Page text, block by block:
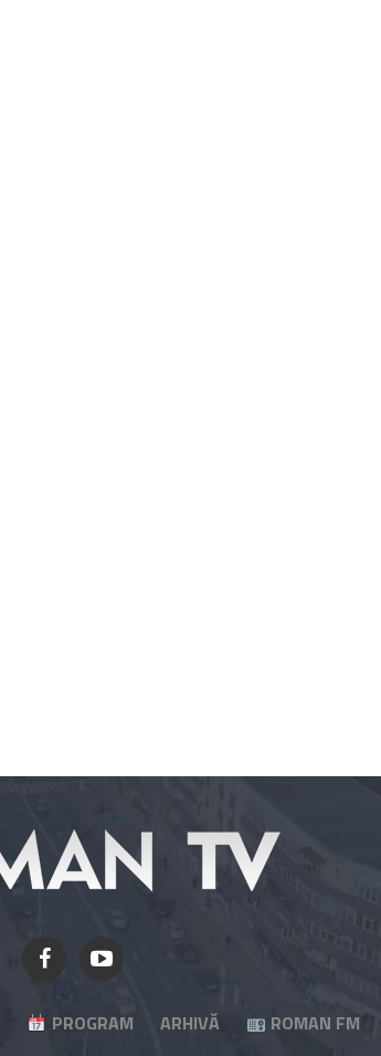
PROGRAM ARHIVĂ ROMAN FM